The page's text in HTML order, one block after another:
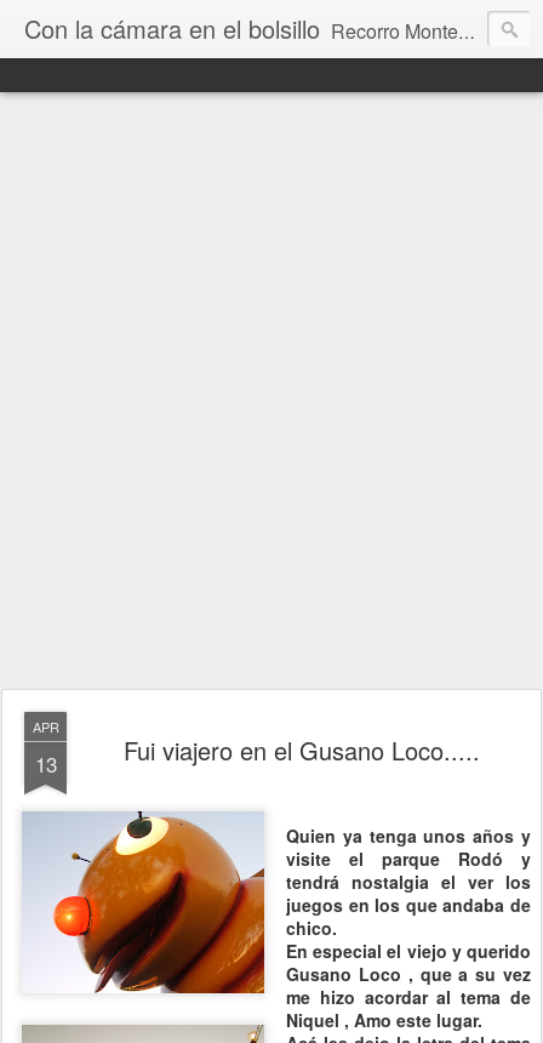
Con la cámara en el bolsillo Recorro Montevideo y el mundo. Fotos e historias de aquí y allá.
APR
13 Fui viajero en el Gusano Loco.....
Quien ya tenga unos años y
visite el parque Rodó y
tendrá nostalgia el ver los
juegos en los que andaba de
chico.
En especial el viejo y querido
Gusano Loco , que a su vez
me hizo acordar al tema de
Niquel , Amo este lugar.